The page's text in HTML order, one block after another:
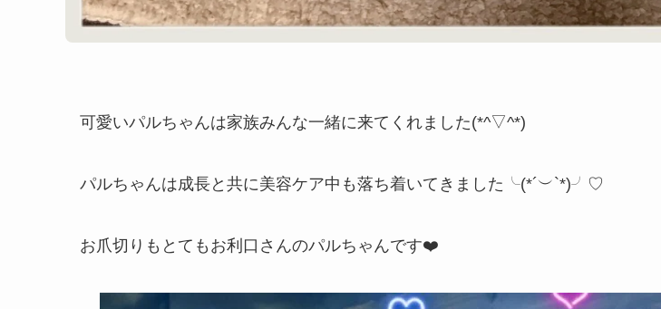
可愛いパルちゃんは家族みんな一緒に来てくれました(*^▽^*)
パルちゃんは成長と共に美容ケア中も落ち着いてきました╰(*´︶`*)╯♡
お爪切りもとてもお利口さんのパルちゃんです❤️